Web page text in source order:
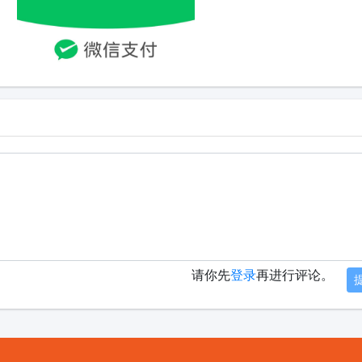
请你先登录再进行评论。